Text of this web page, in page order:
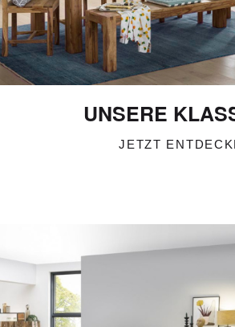
UNSERE
JETZT